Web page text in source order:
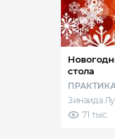
стола
Зинаида
71 тыс.